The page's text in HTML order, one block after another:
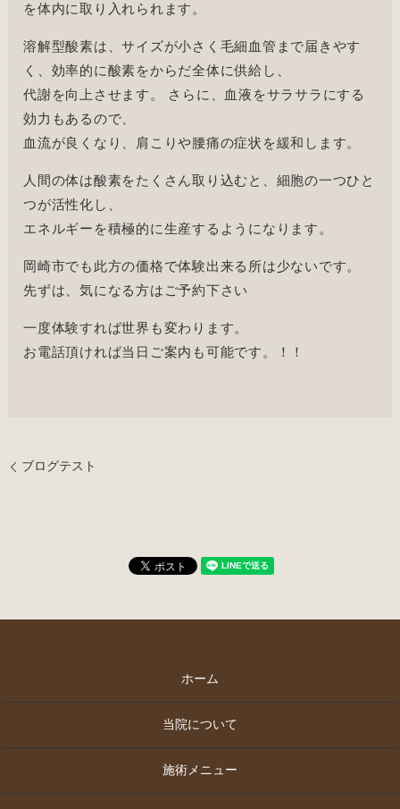
を体内に取り入れられます。
溶解型酸素は、サイズが小さく毛細血管まで届きやす
く、効率的に酸素をからだ全体に供給し、
代謝を向上させます。 さらに、血液をサラサラにする
効力もあるので、
血流が良くなり、肩こりや腰痛の症状を緩和します。
人間の体は酸素をたくさん取り込むと、細胞の一つひと
つが活性化し、
エネルギーを積極的に生産するようになります。
岡崎市でも此方の価格で体験出来る所は少ないです。
先ずは、気になる方はご予約下さい
一度体験すれば世界も変わります。
お電話頂ければ当日ご案内も可能です。！！
ブログテスト
ホーム
当院について
施術メニュー